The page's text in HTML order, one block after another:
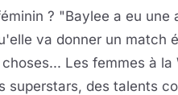
? "Baylee a eu une
va donner un match
Les femmes à
superstars, des talents